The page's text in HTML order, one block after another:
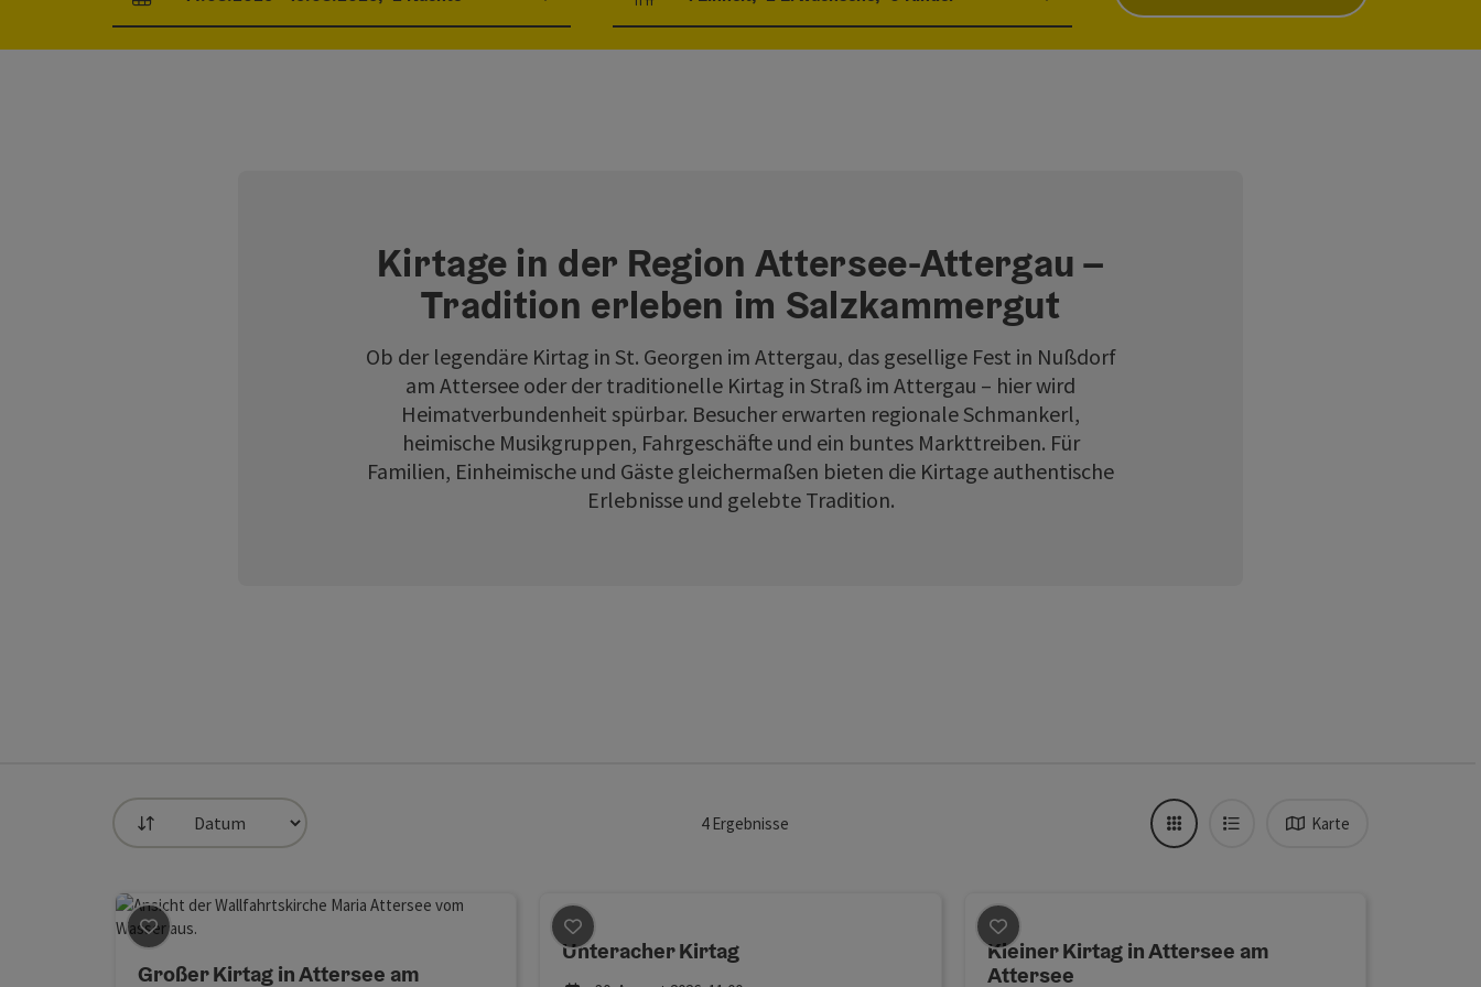
An- und Abreisefelder Einheitenanzahl und Personenfelder
Kirtage in der Region Attersee-Attergau –
Tradition erleben im Salzkammergut
Ob der legendäre Kirtag in St. Georgen im Attergau, das gesellige Fest in Nußdorf
am Attersee oder der traditionelle Kirtag in Straß im Attergau – hier wird
Heimatverbundenheit spürbar. Besucher erwarten regionale Schmankerl,
heimische Musikgruppen, Fahrgeschäfte und ein buntes Markttreiben. Für
Familien, Einheimische und Gäste gleichermaßen bieten die Kirtage authentische
Erlebnisse und gelebte Tradition.
Sortierung 4Ergebnisse Kacheln Karte
Großer Kirtag in Attersee am
Beitrag merken : Großer Kirtag in Attersee am AtterseeUnteracher Kirtag
Beitrag merken: Unteracher Kirtag
Kleiner Kirtag in Attersee am
Attersee
Beitrag merken: Kleiner Kirtag in Attersee am Attersee